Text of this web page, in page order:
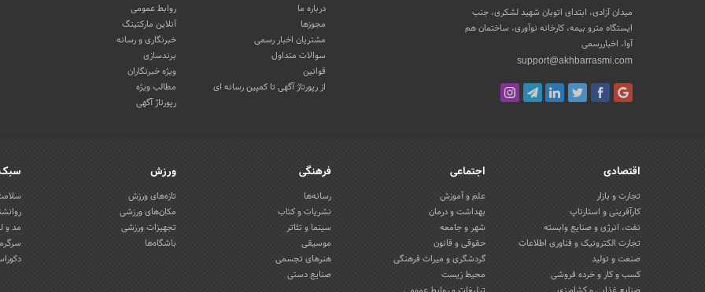
میدان آزادی، ابتدای اتوبان شهید لشکری، جنب
ایستگاه مترو بیمه، کارخانه نوآوری، ساختمان هم
آوا، اخباررسمی
support@akhbarrasmi.com
درباره ما
مجوزها
مشتریان اخبار رسمی
سوالات متداول
قوانین
از رپورتاژ آگهی تا کمپین رسانه ای
روابط عمومی
آنلاین مارکتینگ
خبرنگاری و رسانه
برندسازی
ویژه خبرنگاران
مطالب ویژه
رپورتاژ آگهی
اقتصادی
تجارت و بازار
کارآفرینی و استارتاپ
نفت، انرژی و صنایع وابسته
تجارت الکترونیک و فناوری اطلاعات
صنعت و تولید
کسب و کار و خرده فروشی
اجتماعی
علم و آموزش
بهداشت و درمان
شهر و جامعه
حقوقی و قانون
گردشگری و میراث فرهنگی
محیط زیست
فرهنگی
رسانه‌ها
نشریات و کتاب
سینما و تئاتر
موسیقی
هنرهای تجسمی
صنایع دستی
ورزش
تازه‌های ورزش
مکان‌های ورزشی
تجهیزات ورزشی
باشگاه‌ها
مد و